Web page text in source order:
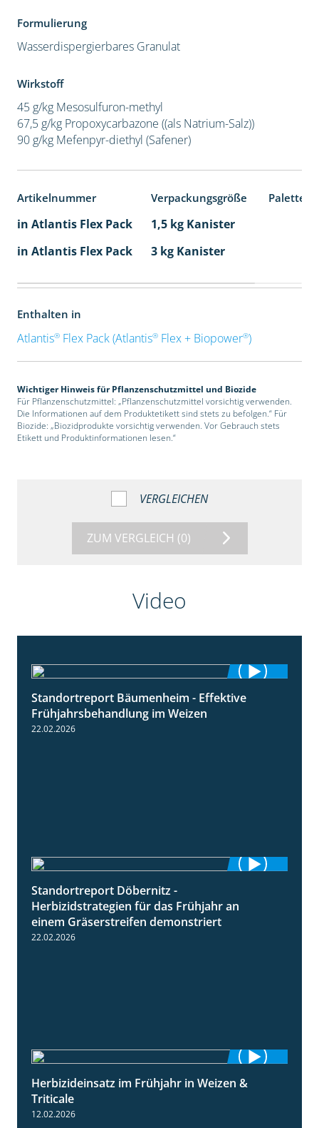
Formulierung
Wasserdispergierbares Granulat
Wirkstoff
45 g/kg Mesosulfuron-methyl
67,5 g/kg Propoxycarbazone ((als Natrium-Salz))
90 g/kg Mefenpyr-diethyl (Safener)
Artikelnummer Verpackungsgröße
in Atlantis Flex Pack
1,5 kg Kanister
in Atlantis Flex Pack
3 kg Kanister
Enthalten in
Atlantis®Flex Pack (Atlantis®Flex + Biopower®)
Wichtiger Hinweis für Pflanzenschutzmittel und Biozide
Für Pflanzenschutzmittel: „Pflanzenschutzmittel vorsichtig verwenden.
Die Informationen auf dem Produktetikett sind stets zu befolgen.“ Für
Biozide: „Biozidprodukte vorsichtig verwenden. Vor Gebrauch stets
Etikett und Produktinformationen lesen.“
VERGLEICHEN
ZUM VERGLEICH (0)
Video
4:20
Standortreport Bäumenheim - Effektive
Frühjahrsbehandlung im Weizen
22.02.2026
Standortreport Döbernitz -
Herbizidstrategien für das Frühjahr an
einem Gräserstreifen demonstriert
22.02.2026
2:39
Herbizideinsatz im Frühjahr in Weizen &
Triticale
12.02.2026